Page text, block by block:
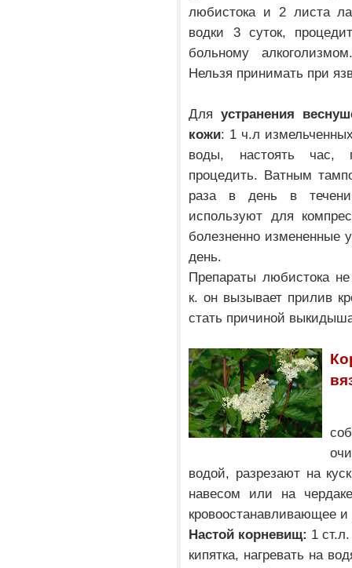
любистока и 2 листа
водки 3 суток,
больному
Нельзя принимать при
Дляустранения
кожи: 1 ч.л
воды, настоять час,
процедить. Ватным
раза в день в
используют для
болезненно измененные
день.
Препараты любистока
к. он вызывает прилив
стать причиной
водой, разрезают на
навесом или на
кровоостанавливающее
Настой корневищ: 1
кипятка, нагревать на